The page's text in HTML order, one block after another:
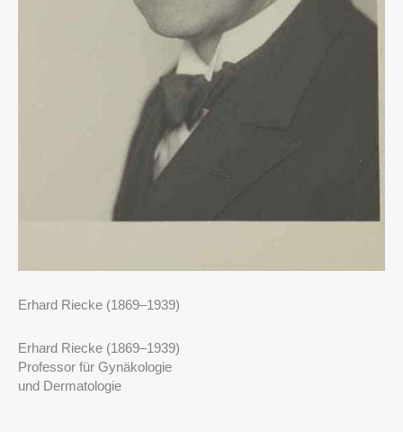
Erhard Riecke (1869–1939)
Erhard Riecke (1869–1939)
Professor für Gynäkologie
und Dermatologie